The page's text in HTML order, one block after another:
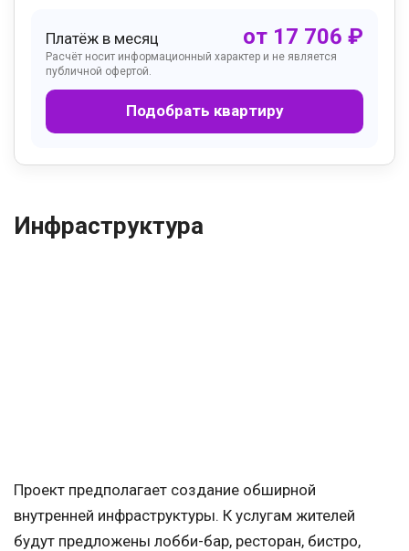
Платёж в месяц от 17 706 ₽
Расчёт носит информационный характер и не является
публичной офертой.
Подобрать квартиру
Инфраструктура
Проект предполагает создание обширной
внутренней инфраструктуры. К услугам жителей
будут предложены лобби-бар, ресторан, бистро,